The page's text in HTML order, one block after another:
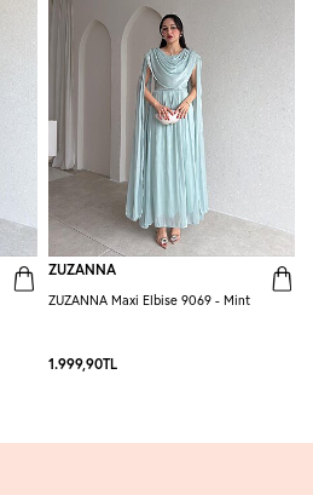
ZUZANNA
ZUZANNA Maxi Elbise 9069 - Mint
1.999,90TL